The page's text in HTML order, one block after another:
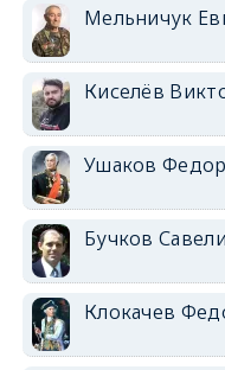
Мельничук
Киселёв
Ушаков
Бучков
Клокачев